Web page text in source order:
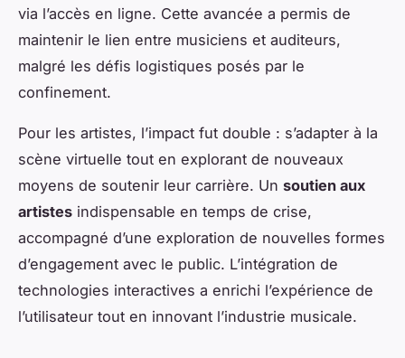
via l’accès en ligne. Cette avancée a permis de
maintenir le lien entre musiciens et auditeurs,
malgré les défis logistiques posés par le
confinement.
Pour les artistes, l’impact fut double : s’adapter à la
scène virtuelle tout en explorant de nouveaux
moyens de soutenir leur carrière. Un soutien aux
artistes indispensable en temps de crise,
accompagné d’une exploration de nouvelles formes
d’engagement avec le public. L’intégration de
technologies interactives a enrichi l’expérience de
l’utilisateur tout en innovant l’industrie musicale.